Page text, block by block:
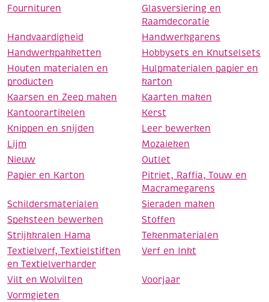
Fournituren
Glasversiering en
Raamdecoratie
Handvaardigheid
Handwerkgarens
Handwerkpakketten
Hobbysets en Knutselsets
Houten materialen en
producten
Hulpmaterialen papier en
karton
Kaarsen en Zeep maken
Kaarten maken
Kantoorartikelen
Kerst
Knippen en snijden
Leer bewerken
Lijm
Mozaieken
Nieuw
Outlet
Papier en Karton
Pitriet, Raffia, Touw en
Macramegarens
Schildersmaterialen
Sieraden maken
Speksteen bewerken
Stoffen
Strijkkralen Hama
Tekenmaterialen
Textielverf, Textielstiften
en Textielverharder
Verf en Inkt
Vilt en Wolvilten
Voorjaar
Vormgieten